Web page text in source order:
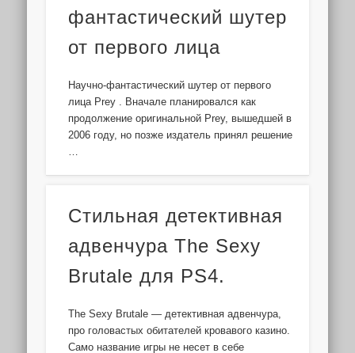
фантастический шутер
от первого лица
Научно-фантастический шутер от первого
лица Prey . Вначале планировался как
продолжение оригинальной Prey, вышедшей в
2006 году, но позже издатель принял решение
…
Стильная детективная
адвенчура The Sexy
Brutale для PS4.
The Sexy Brutale — детективная адвенчура,
про головастых обитателей кровавого казино.
Само название игры не несет в себе